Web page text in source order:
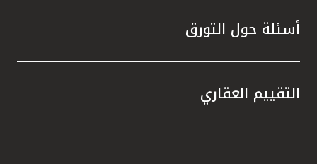
أسئلة حول التورق
التقييم العقاري